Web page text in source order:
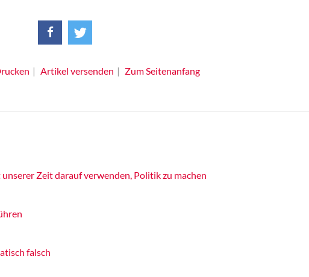
Artikel versenden Zum Seitenanfang
unserer Zeit darauf verwenden, Politik zu machen
falsch